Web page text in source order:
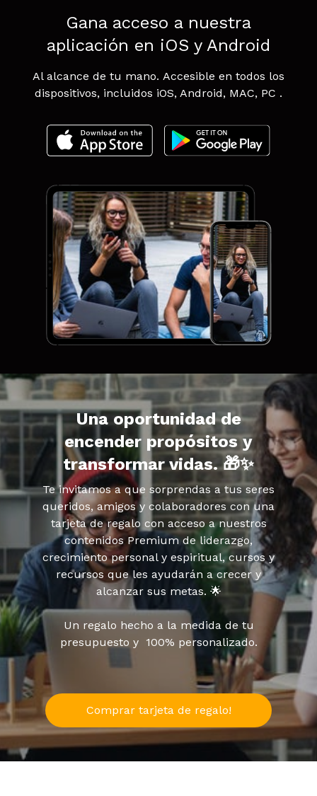
Gana acceso a nuestra
aplicación en iOS y Android
Al alcance de tu mano. Accesible en todos los
dispositivos, incluidos iOS, Android, MAC, PC .
Una oportunidad de
encender propósitos y
transformar vidas. 🎁✨
Te invitamos a que sorprendas a tus seres
queridos, amigos y colaboradores con una
tarjeta de regalo con acceso a nuestros
contenidos Premium de liderazgo,
crecimiento personal y espiritual, cursos y
recursos que les ayudarán a crecer y
alcanzar sus metas. 🌟
Un regalo hecho a la medida de tu
presupuesto y 100% personalizado.
Comprar tarjeta de regalo!